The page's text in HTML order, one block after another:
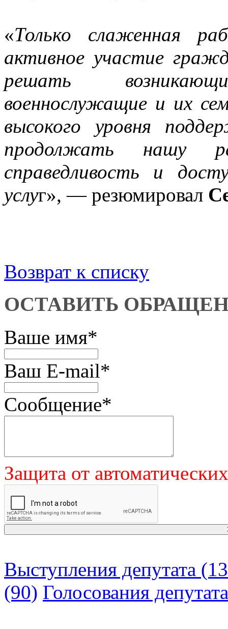
«Только слаженная
активное участие
решать
военнослужащие и их
высокого уровня
продолжать нашу
справедливость и
услуг», — резюмировал
Возврат к списку
ОСТАВИТЬ
Ваше имя*
Ваш E-mail*
Сообщение*
Защита от
Выступления депутата
(90) Голосования депутата